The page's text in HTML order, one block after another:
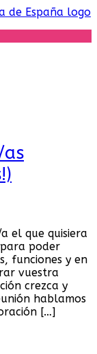
as
el que quisiera
poder
funciones y en
vuestra
crezca y
hablamos
[…]